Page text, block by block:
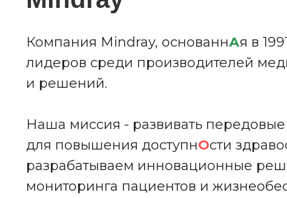
Компания Mindray, основаннАя в
лидеров среди производителей
и решений.
Наша миссия - развивать
для повышения доступнОсти
разрабатываем инновационные
мониторинга пациентов и